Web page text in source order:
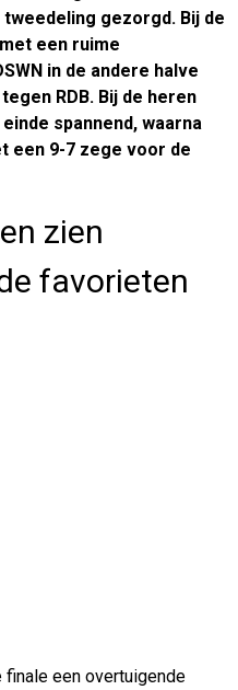
gezorgd. Bij de
een ruime
in de andere halve
RDB. Bij de heren
spannend, waarna
een 9-7 zege voor de
zien
favorieten
finale een overtuigende